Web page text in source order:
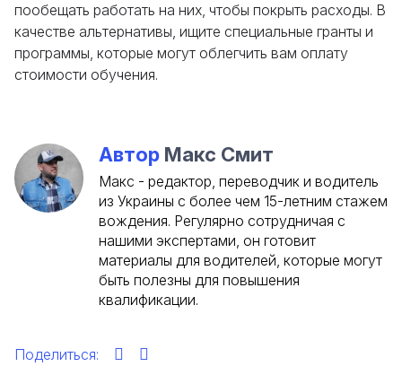
пообещать работать на них, чтобы покрыть расходы. В
качестве альтернативы, ищите специальные гранты и
программы, которые могут облегчить вам оплату
стоимости обучения.
Автор Макс Смит
Макс - редактор, переводчик и водитель
из Украины с более чем 15-летним стажем
вождения. Регулярно сотрудничая с
нашими экспертами, он готовит
материалы для водителей, которые могут
быть полезны для повышения
квалификации.
Поделиться: